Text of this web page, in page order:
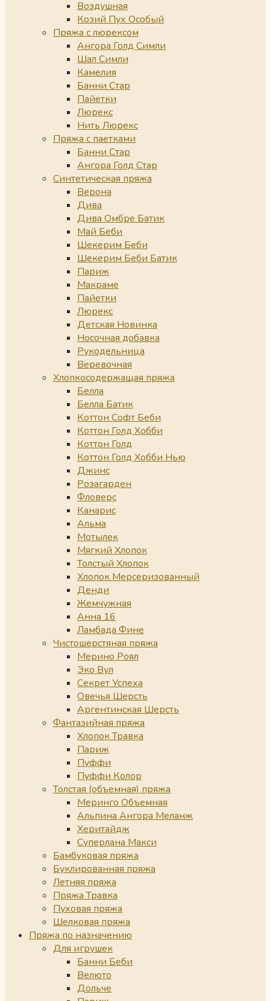
Воздушная
Козий Пух Особый
Пряжа с люрексом
Ангора Голд Симли
Шал Симли
Камелия
Банни Стар
Пайетки
Люрекс
Нить Люрекс
Пряжа с паетками
Банни Стар
Ангора Голд Стар
Синтетическая пряжа
Верона
Дива
Дива Омбре Батик
Май Беби
Шекерим Беби
Шекерим Беби Батик
Париж
Макраме
Пайетки
Люрекс
Детская Новинка
Носочная добавка
Рукодельница
Веревочная
Хлопкосодержащая пряжа
Белла
Белла Батик
Коттон Софт Беби
Коттон Голд Хобби
Коттон Голд
Коттон Голд Хобби Нью
Джинс
Розагарден
Фловерс
Канарис
Альма
Мотылек
Мягкий Хлопок
Толстый Хлопок
Хлопок Мерсеризованный
Денди
Жемчужная
Анна 16
Ламбада Фине
Чистошерстяная пряжа
Мерино Роял
Эко Вул
Секрет Успеха
Овечья Шерсть
Аргентинская Шерсть
Фантазийная пряжа
Хлопок Травка
Париж
Пуффи
Пуффи Колор
Толстая (объемная) пряжа
Меринго Объемная
Альпина Ангора Меланж
Херитайдж
Суперлана Макси
Бамбуковая пряжа
Буклированная пряжа
Летняя пряжа
Пряжа Травка
Пуховая пряжа
Шелковая пряжа
Пряжа по назначению
Для игрушек
Банни Беби
Велюто
Дольче